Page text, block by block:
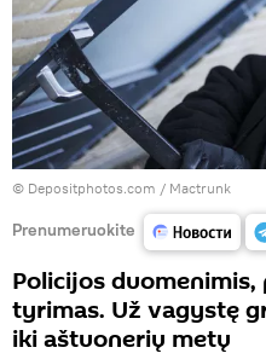
© Depositphotos.com / Mactrunk
Prenumeruokite
Policijos
tyrimas. Už vagystę
iki aštuonerių metų